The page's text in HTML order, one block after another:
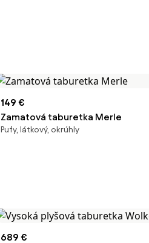
149 €
Zamatová taburetka Merle
Pufy, látkový, okrúhly
689 €